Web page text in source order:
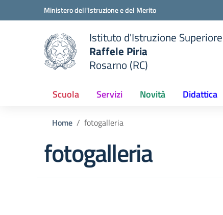
Vai ai contenuti
Vai al menu di navigazioneMinistero dell'Istruzione e del Merito
scuola
Istituto d'Istruzione Superiore
Raffele Piria
Rosarno (RC)
Scuola Servizi Novità Didattica
Home fotogalleria
fotogalleria